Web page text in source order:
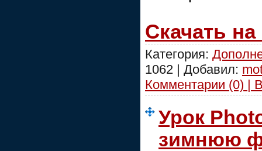
Скачать
Категория:
1062 | Добавил:
Комментарии (0) |
Урок
зимнюю